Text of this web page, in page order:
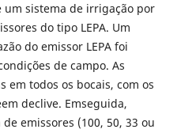
um sistema de irrigação por
do tipo LEPA. Um
do emissor LEPA foi
de campo. As
em todos os bocais, com os
declive. Emseguida,
emissores (100, 50, 33 ou